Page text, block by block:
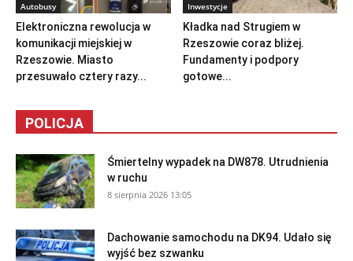
Autobusy
Elektroniczna rewolucja w
komunikacji miejskiej w
Rzeszowie. Miasto
przesuwało cztery razy...
Inwestycje
Kładka nad Strugiem w
Rzeszowie coraz bliżej.
Fundamenty i podpory
gotowe...
POLICJA
Śmiertelny wypadek na DW878. Utrudnienia
w ruchu
8 sierpnia 2026 13:05
Dachowanie samochodu na DK94. Udało się
wyjść bez szwanku